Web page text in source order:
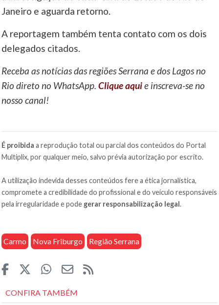
Janeiro e aguarda retorno.
A reportagem também tenta contato com os dois
delegados citados.
Receba as notícias das regiões Serrana e dos Lagos no
Rio direto no WhatsApp.Clique aquie inscreva-se no
nosso canal!
É proibida a reprodução total ou parcial dos conteúdos do Portal
Multiplix, por qualquer meio, salvo prévia autorização por escrito.
A utilização indevida desses conteúdos fere a ética jornalística,
compromete a credibilidade do profissional e do veículo responsáveis
pela irregularidade e pode gerar responsabilização legal.
Carmo Nova Friburgo Região Serrana
CONFIRA TAMBÉM